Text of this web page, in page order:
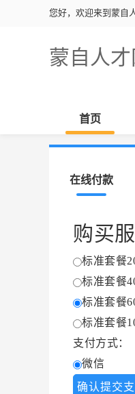
您好，欢迎来到蒙自
蒙自人才
首页
在线付款
购买
标准套餐
标准套餐
标准套餐
标准套餐
支付方式：
微信